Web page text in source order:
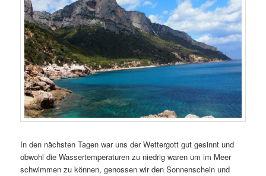
In den nächsten Tagen war uns der Wettergott gut gesinnt und
obwohl die Wassertemperaturen zu niedrig waren um im Meer
schwimmen zu können, genossen wir den Sonnenschein und